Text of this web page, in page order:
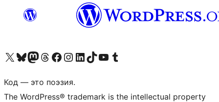
Посетите нас в X (ранее Twitter)
Посетите нашу учётную запись в Bluesky
Посетите нашу ленту в Mastodon
Посетите нашу учётную запись в Threads
Посетите нашу страницу на Facebook
Посетите наш Instagram
Посетите нашу страницу в LinkedIn
Посетите нашу учётную запись в TikTok
Посетите наш канал YouTube
Посетите нашу учётную запись в Tumblr
Код — это поэзия.
The WordPress® trademark is the intellectual property